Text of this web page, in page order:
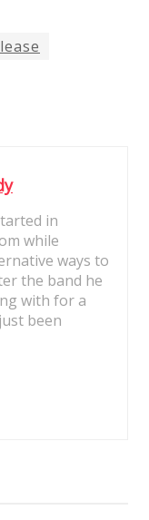
in
while
ways to
the band he
with for a
been